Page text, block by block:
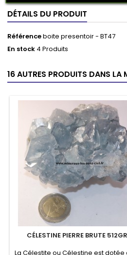
DÉTAILS DU PRODUIT
Référenceboite presentoir - BT47
En stock 4 Produits
16 AUTRES PRODUITS DANS LA
CÉLESTINE PIERRE BRUTE
La Célestite ou Célestine est dotée